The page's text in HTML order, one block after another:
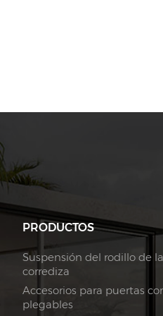
PRODUCTOS
Suspensión del rodillo de
corrediza
Accesorios para puertas
plegables